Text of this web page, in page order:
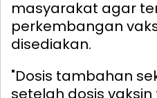
masyarakat agar
perkembangan
disediakan.
"Dosis tambahan
setelah dosis